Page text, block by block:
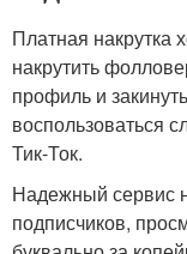
Платная накрутка
накрутить
профиль и
воспользоваться
Тик-Ток.
Надежный сервис
подписчиков,